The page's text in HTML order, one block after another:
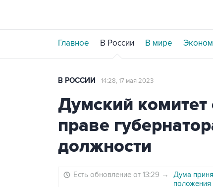
Главное В России В мире
В РОССИИ 14:28, 17 мая 2023
Думский
праве
должности
Есть обновление от 13:29 →
Дума
положения